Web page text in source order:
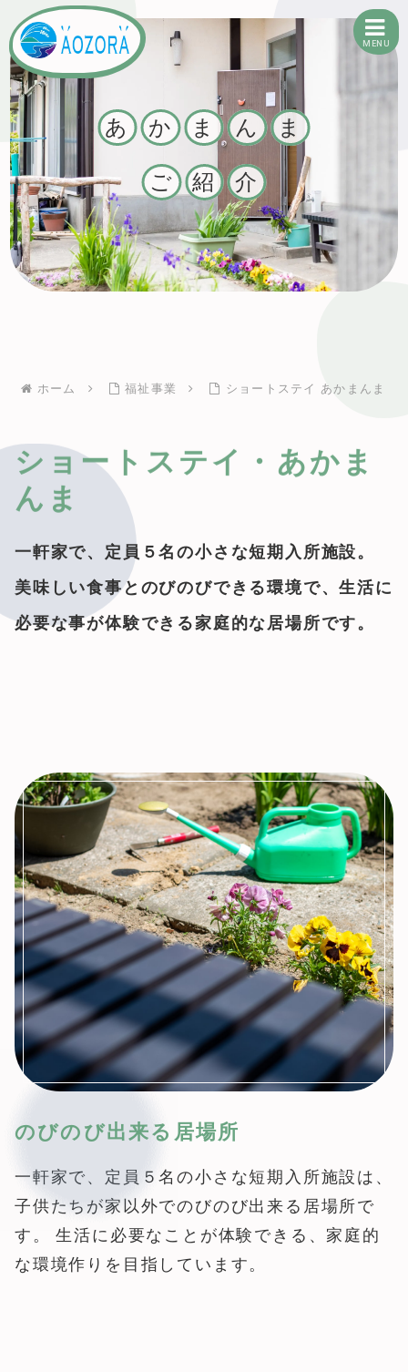
あ か ま ん ま
ご 紹 介
ホーム 福祉事業 ショートステイ あかまんま
ショートステイ・あかま
んま
一軒家で、定員５名の小さな短期入所施設。
美味しい食事とのびのびできる環境で、生活に
必要な事が体験できる家庭的な居場所です。
のびのび出来る居場所
一軒家で、定員５名の小さな短期入所施設は、
子供たちが家以外でのびのび出来る居場所で
す。 生活に必要なことが体験できる、家庭的
な環境作りを目指しています。
MENU